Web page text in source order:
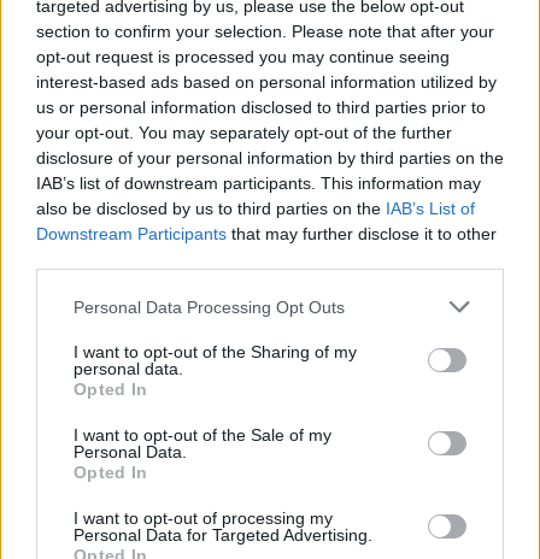
targeted advertising by us, please use the below opt-out
section to confirm your selection. Please note that after your
opt-out request is processed you may continue seeing
interest-based ads based on personal information utilized by
us or personal information disclosed to third parties prior to
your opt-out. You may separately opt-out of the further
disclosure of your personal information by third parties on the
IAB’s list of downstream participants. This information may
also be disclosed by us to third parties on the IAB’s List of
Downstream Participants that may further disclose it to other
Personal Data Processing Opt Outs
I want to opt-out of the Sharing of my
personal data.
Opted In
I want to opt-out of the Sale of my
Personal Data.
Opted In
I want to opt-out of processing my
Personal Data for Targeted Advertising.
work.
Face wash, body wash, exfoliate and I
sing (off key) in the shower 🧼 🎶
https://t.co/iE6ZPhrthL
— Dwayne Johnson (@TheRock)August
7, 2021
Ο ηθοποιός απάντησε αργότερα σε έναν χρήστη
ντους τρεις φορές την ημέρα είναι πιο περίεργο
από το να μην κάνεις καθόλου, γράφοντας:
“Τίποτα περίεργο σε αυτό φίλε μου. Γυμνάζομαι
δύο φορές την ημέρα και στην συνέχεια πηγαίνω
στην δουλειά για 12 ώρες. Κάνω ντούς τρείς
φορές. Εύκολα να το καταλάβει κανείς.”